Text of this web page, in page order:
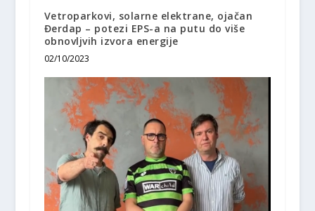
Vetroparkovi, solarne elektrane, ojačan
Đerdap – potezi EPS-a na putu do više
obnovljvih izvora energije
02/10/2023